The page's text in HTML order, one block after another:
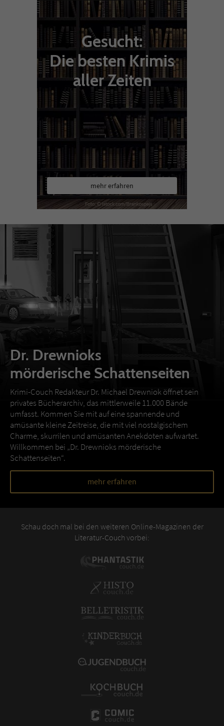
Gesucht:
Die besten Krimis
aller Zeiten
mehr erfahren
Dr. Drewnioks
mörderische Schattenseiten
Krimi-Couch Redakteur Dr. Michael Drewniok öffnet sein
privates Bücherarchiv, das mittlerweile 11.000 Bände
umfasst. Kommen Sie mit auf eine spannende und
amüsante kleine Zeitreise, die mit viel nostalgischem
Charme, skurrilen und amüsanten Anekdoten aufwartet.
Willkommen bei „Dr. Drewnioks mörderische
Schattenseiten“.
mehr erfahren
Schau doch mal bei den weiteren Online-Magazinen der
Literatur-Couch vorbei: